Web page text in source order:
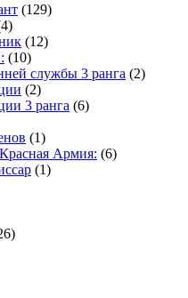
(129)
(12)
(10)
службы 3 ранга (2)
(2)
3 ранга (6)
(1)
Армия: (6)
(1)